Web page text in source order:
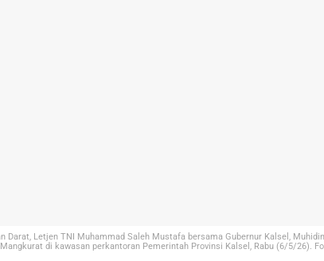
Darat, Letjen TNI Muhammad Saleh Mustafa bersama Gubernur Kalsel,
di kawasan perkantoran Pemerintah Provinsi Kalsel, Rabu (6/5/26).